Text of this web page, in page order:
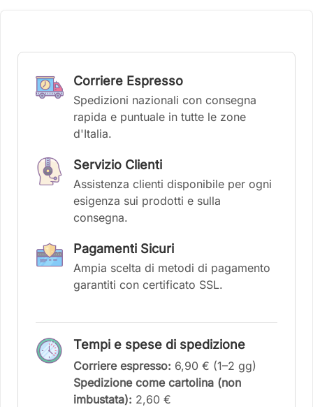
Corriere Espresso
Spedizioni nazionali con consegna
rapida e puntuale in tutte le zone
d'Italia.
Servizio Clienti
Assistenza clienti disponibile per ogni
esigenza sui prodotti e sulla
consegna.
Pagamenti Sicuri
Ampia scelta di metodi di pagamento
garantiti con certificato SSL.
Tempi e spese di spedizione
Corriere espresso: 6,90 € (1–2 gg)
Spedizione come cartolina (non
imbustata): 2,60 €